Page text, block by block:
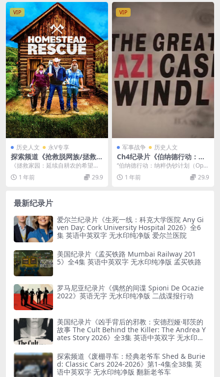
无水印纯净版 1080P/MKV/5.
25G 巴纳特美景
VIP
历史人文 永V专享
探索频道《抢救脱网族/拯救家
园/回归农耕生活 Homestead
Rescue 2024》第10-11季全1
6集+2集番外 英语中英双字 官
《拯救家园：延续自耕农的希望之
光》 《拯救家园 Homestead Resc
ue...1 年前 29.9
VIP
军事战争 历史人文
Ch4纪录片《伯纳德行动：纳
粹伪钞计划 Operation Bern
hard The Great Nazi Cash S
windle 2004》英语无字 1080
“伯纳德行动：纳粹伪钞计划（Oper
ation Bernhard The Gre...
1 年前 29.9
最新纪录片
爱尔兰纪录片《生死一线：科克大学医院 Any Gi
ven Day: Cork University Hospital 2026》全6
集 英语中英双字 无水印纯净版 爱尔兰医院
美国纪录片《孟买铁路 Mumbai Railway 201
5》全4集 英语中英双字 无水印纯净版 孟买铁路
罗马尼亚纪录片《偶然的间谍 Spioni De Ocazie
2022》英语无字 无水印纯净版 二战谍报行动
美国纪录片《凶手背后的邪教：安德烈娅·耶茨的
故事 The Cult Behind the Killer: The Andrea Y
ates Story 2026》全3集 英语中英双字 无水印纯
探索频道《废棚寻车：经典老爷车 Shed & Burie
d: Classic Cars 2024-2026》第1-4集全38集 英
语中英双字 无水印纯净版 翻新老爷车